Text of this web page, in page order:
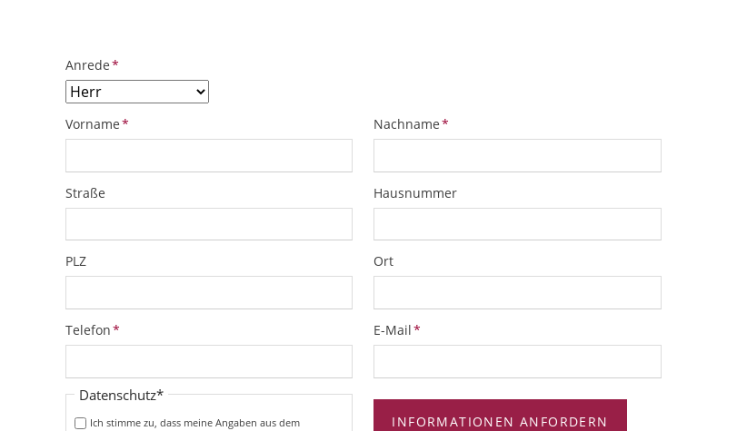
Pflichtfeld
Anrede*
Pflichtfeld
Vorname* Pflichtfeld
Nachname*
Straße Hausnummer
PLZ Ort
Pflichtfeld
Telefon* Pflichtfeld
E-Mail*
Pflichtfeld
Datenschutz*
Ich stimme zu, dass meine Angaben aus dem
INFORMATIONEN ANFORDERN